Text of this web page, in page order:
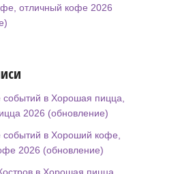
отличный кофе 2026
событий в Хорошая пицца,
2026 (обновление)
событий в Хороший кофе,
2026 (обновление)